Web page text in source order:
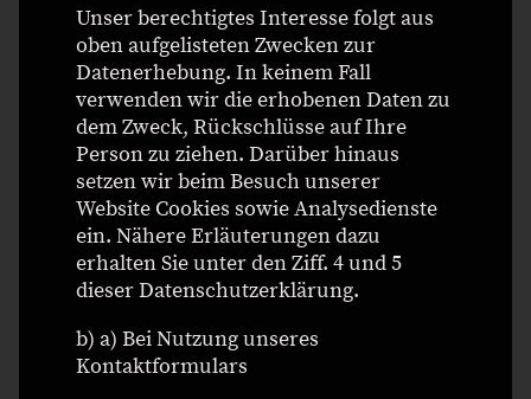
Unser berechtigtes Interesse folgt aus
oben aufgelisteten Zwecken zur
Datenerhebung. In keinem Fall
verwenden wir die erhobenen Daten zu
dem Zweck, Rückschlüsse auf Ihre
Person zu ziehen. Darüber hinaus
setzen wir beim Besuch unserer
Website Cookies sowie Analysedienste
ein. Nähere Erläuterungen dazu
erhalten Sie unter den Ziff. 4 und 5
dieser Datenschutzerklärung.
b) a) Bei Nutzung unseres
Kontaktformulars